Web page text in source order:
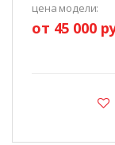
цена модели:
от 45 000